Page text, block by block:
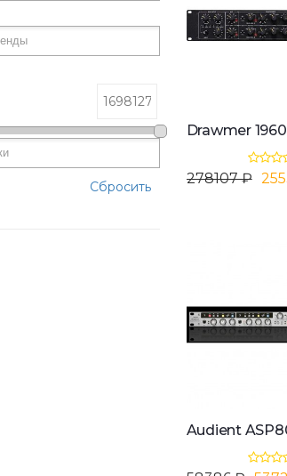
Сбросить
Drawmer 1960
278107 ₽
Audient